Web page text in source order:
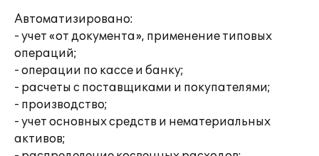
Автоматизировано:
- учет «от документа», применение типовых
операций;
- операции по кассе и банку;
- расчеты с поставщиками и покупателями;
- производство;
- учет основных средств и нематериальных
активов;